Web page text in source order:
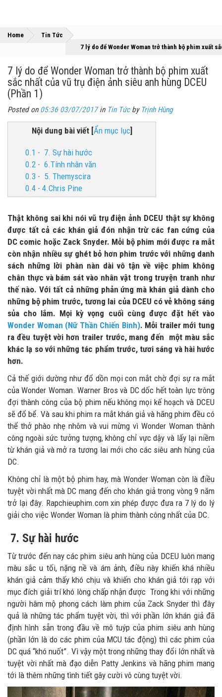
Home »
Tin Tức »
7 lý do để Wonder Woman trở thành bộ phim xuất
7 lý do để Wonder Woman trở thành bộ phim xuất
sắc nhất của vũ trụ điện ảnh siêu anh hùng DCEU
(Phần 1)
Posted on 05:36 03/07/2017in Tin Tứcby Trịnh Hùng
Nội dung bài viết[Ẩn mục lục]
0.1 - 7. Sự hài hước
0.2 - 6.Tính nhân văn
0.3 - 5. Themyscira
0.4 - 4.Chris Pine
Thật không sai khi nói vũ trụ điện ảnh DCEU thật sự không
được tất cả các khán giả đón nhận trừ các fan cứng của
DC comic hoặc Zack Snyder. Mỗi bộ phim mới được ra mắt
còn nhận nhiều sự ghét bỏ hơn phim trước với những danh
sách những lời phàn nàn dài vô tận về việc phim không
chân thực và bám sát vào nhân vật trong truyện tranh như
thế nào. Với tất cả những phản ứng mà khán giả dành cho
những bộ phim trước, tương lai của DCEU có vẻ không sáng
sủa cho lắm. Mọi kỳ vọng cuối cùng được đặt hết vào
Wonder Woman (Nữ Thần Chiến Binh). Mỗi trailer mới tung
ra đều tuyệt vời hơn trailer trước, mang đến một màu sắc
khác lạ so với những tác phẩm trước, tươi sáng và hài hước
hơn.
Cả thế giới dường như đổ dồn mọi con mắt chờ đợi sự ra mắt
của Wonder Woman. Warner Bros và DC dốc hết toàn lực trông
đợi thành công của bộ phim nếu không mọi kế hoạch và DCEU
sẽ đổ bể. Và sau khi phim ra mắt khán giả và hãng phim đều có
thể thở phào nhẹ nhõm và vui mừng vì Wonder Woman thành
công ngoài sức tưởng tượng, không chỉ vực dậy và lấy lại niềm
từ khán giả và mở ra tương lai mới cho các siêu anh hùng của
DC.
Không chỉ là một bộ phim hay, mà Wonder Woman còn là điều
tuyệt vời nhất mà DC mang đến cho khán giả trong vòng 9 năm
trở lại đây. Rapchieuphim.com xin phép được đưa ra 7 lý do lý
giải cho việc Wonder Woman là phim thành công nhất của DC.
7. Sự hài hước
Từ trước đến nay các phim siêu anh hùng của DCEU luôn mang
màu sắc u tối, nặng nề và ám ảnh, điều này khiến khá nhiều
khán giả cảm thấy khó chịu và khiến cho khán giả tới rạp với
mục đích giải trí khó lòng chấp nhận được Trong khi với những
người hâm mộ phong cách làm phim của Zack Snyder thì đây
quả là những tác phẩm tuyệt vời, thì với phần lớn khán giả đã
định hình sẵn trong đầu về mô tuýp của phim siêu anh hùng
(phần lớn là do các phim của MCU tác động) thì các phim của
DC quá “khó nuốt”. Vì vậy một trong những thay đổi lớn nhất và
tuyệt vời nhất mà đạo diễn Patty Jenkins và hãng phim mang
tới là thêm những tình tiết gây cười vô cùng tuyệt vời.